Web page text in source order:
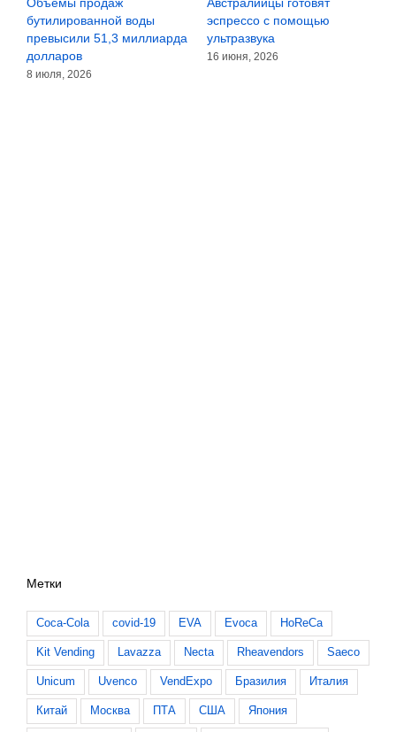
бутилированной воды
превысили 51,3 миллиарда
долларов
8 июля, 2026
эспрессо с помощью
ультразвука
16 июня, 2026
Метки
Coca-Cola covid-19 EVA Evoca HoReCa
Kit Vending Lavazza Necta Rheavendors Saeco
Unicum Uvenco VendExpo Бразилия Италия
Китай Москва ПТА США Япония